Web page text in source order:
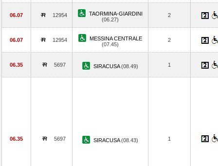
06.07 12954
TAORMINA-GIARDINI
(06.27)
2
06.07 12954
MESSINA CENTRALE
(07.45)
2
06.35 5697 SIRACUSA(08.49) 1
06.35 5697 SIRACUSA(08.43) 1